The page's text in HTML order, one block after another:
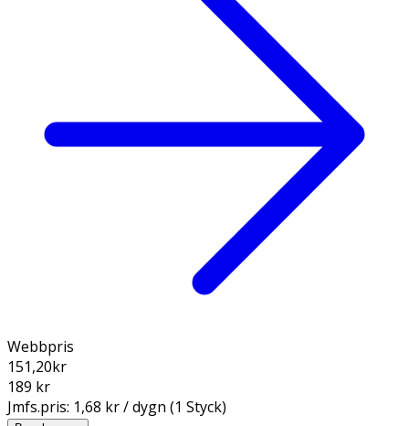
Webbpris
151,20kr
189 kr
Jmfs.pris: 1,68 kr / dygn (1 Styck)